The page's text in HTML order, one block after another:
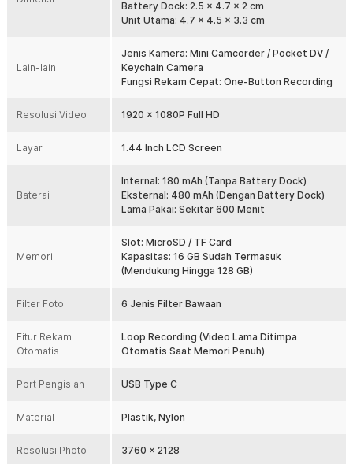
Kamera HD 1080P Berkualitas Tinggi
ingin diabadikan dengan kualitas baik.
flash internal. Ideal untuk pemakaian malam hari, indoor, atau
Kartu memori 16 GB (Sudah Termasuk)
cukup untuk menyimpan ratusan foto dan video pendek, cocok
untuk pemakaian harian atau liburan singkat.
Baterai 480 mAh (Dengan Battery Dock)
aktivitas outdoor seperti hiking, bersepeda, atau traveling tanpa
khawatir kehabisan baterai di tengah jalan.
1 x Kamera Digital Anak 1080P Full HD Mainan Edukasi 1.44 Inch
480 mAh - Y4000
1 x Battery Dock
1 x Lanyard
1 x Panduan Penggunaan
Battery Dock: 2.5 x 4.7 x 2 cm
Unit Utama: 4.7 x 4.5 x 3.3 cm
Lain-lain
Jenis Kamera: Mini Camcorder / Pocket DV /
Keychain Camera
Fungsi Rekam Cepat: One-Button Recording
Resolusi Video 1920 x 1080P Full HD
Layar 1.44 Inch LCD Screen
Baterai
Internal: 180 mAh (Tanpa Battery Dock)
Eksternal: 480 mAh (Dengan Battery Dock)
Lama Pakai: Sekitar 600 Menit
Memori
Slot: MicroSD / TF Card
Kapasitas: 16 GB Sudah Termasuk
(Mendukung Hingga 128 GB)
Filter Foto 6 Jenis Filter Bawaan
Fitur Rekam
Otomatis
Loop Recording (Video Lama Ditimpa
Otomatis Saat Memori Penuh)
Port Pengisian USB Type C
Material Plastik, Nylon
Resolusi Photo 3760 x 2128